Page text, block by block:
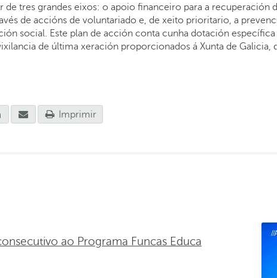
de tres grandes eixos: o apoio financeiro para a
de accións de voluntariado e, de xeito prioritario, a
social. Este plan de acción conta cunha dotación
de última xeración proporcionados á Xunta de
Imprimir
ao Programa Funcas Educa